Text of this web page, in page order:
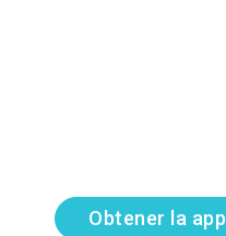
Obtener la app